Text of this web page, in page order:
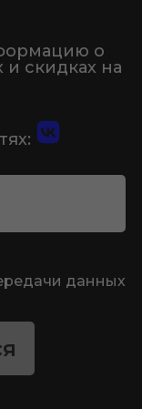
о
скидках на
данных